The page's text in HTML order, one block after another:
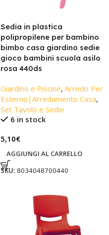
Sedia in plastica
polipropilene per bambino
bimbo casa giardino sedie
gioco bambini scuola asilo
rosa 440ds
Giardino e Piscine, Arredo Per
Esterno|Arredamento Casa,
Set Tavolo e Sedie
6 in stock
5,10€
AGGIUNGI AL CARRELLO
SKU: 8034048700440